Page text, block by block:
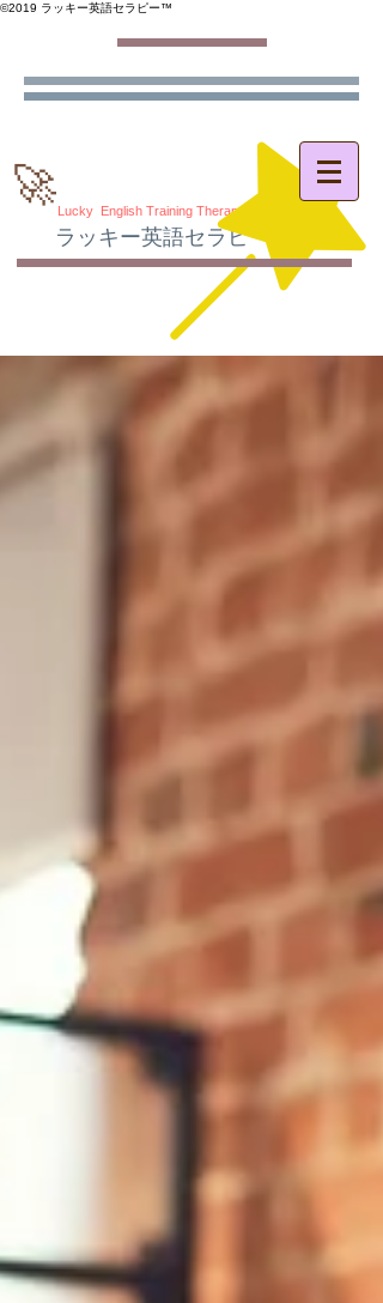
©️2019 ラッキー英語セラピー™️
Lucky English Training Therapy
ラッキー英語セラピー
🚀